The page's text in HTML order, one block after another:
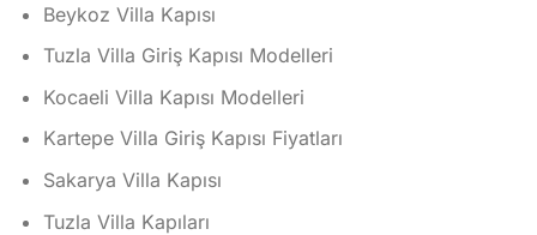
Beykoz Villa Kapısı
Tuzla Villa Giriş Kapısı Modelleri
Kocaeli Villa Kapısı Modelleri
Kartepe Villa Giriş Kapısı Fiyatları
Sakarya Villa Kapısı
Tuzla Villa Kapıları